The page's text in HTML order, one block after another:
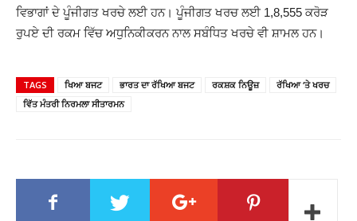
ਵਿਭਾਗਾਂ ਦੇ ਪੂੰਜੀਗਤ ਖਰਚੇ ਲਈ ਹਨ। ਪੂੰਜੀਗਤ ਖਰਚ ਲਈ 1,8,555 ਕਰੋੜ
ਰੁਪਏ ਦੀ ਰਕਮ ਵਿੱਚ ਅਧੁਨਿਕੀਕਰਨ ਨਾਲ ਸਬੰਧਿਤ ਖਰਚੇ ਵੀ ਸ਼ਾਮਲ ਹਨ।
TAGS ਖਿਆ ਬਜਟ ਭਾਰਤ ਦਾ ਰੱਖਿਆ ਬਜਟ ਰਕਸ਼ਕ ਨਿਊਜ਼
ਰੱਖਿਆ ‘ਤੇ ਖਰਚ
ਵਿੱਤ ਮੰਤਰੀ ਨਿਰਮਲਾ ਸੀਤਾਰਮਨ